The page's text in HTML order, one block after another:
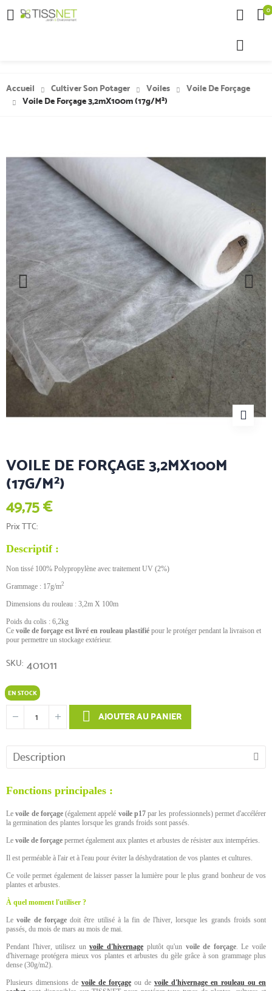
 0
Accueil Cultiver Son Potager Voiles
Voile De Forçage
Voile De Forçage 3,2mX100m (17g/m²)
VOILE DE FORÇAGE 3,2MX100M
(17G/M²)
49,75 €
Prix TTC
Descriptif :
Non tissé 100% Polypropylène avec traitement UV (2%)
Grammage : 17g/m2
Dimensions du rouleau : 3,2m X 100m
Poids du colis : 6,2kg
Ce voile de forçage est livré en rouleau plastifié pour le protéger pendant la livraison et
pour permettre un stockage extérieur.
SKU 401011
EN STOCK
AJOUTER AU PANIER
Description
Fonctions principales :
Levoile de forçage(également appelé voile p17par les professionnels) permet d'accélérer
la germination des plantes lorsque les grands froids sont passés.
Le voile de forçage permet également aux plantes et arbustes de résister aux intempéries.
Il est perméable à l'air et à l'eau pour éviter la déshydratation de vos plantes et cultures.
Ce voile permet également de laisser passer la lumière pour le plus grand bonheur de vos
plantes et arbustes.
À quel moment l'utiliser ?
Levoile de forçagedoit être utilisé à la fin de l'hiver, lorsque les grands froids sont
passés, du mois de mars au mois de mai.
Pendant l'hiver, utilisez unvoile d'hivernageplutôt qu'un voile de forçage. Le voile
d'hivernage protégera mieux vos plantes et arbustes du gèle grâce à son grammage plus
dense (30g/m2).
Plusieurs dimensions de voile de forçage ou de voile d'hivernage en rouleau ou en